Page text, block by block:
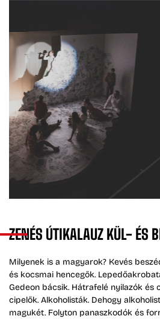
ZENÉS ÚTIKALAUZ KÜL- ÉS
Milyenek is a magyarok? Kevés
és kocsmai hencegők.
Gedeon bácsik. Hátrafelé nyilazók
cipelők. Alkoholisták. Dehogy
magukét. Folyton panaszkodók és